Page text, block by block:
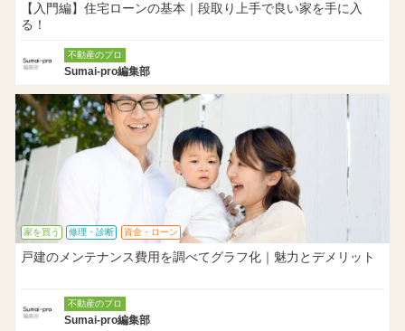
【入門編】住宅ローンの基本｜段取り上手で良い家を手に入
る！
不動産のプロ
Sumai-pro編集部
家を買う 修理・診断 資金・ローン
戸建のメンテナンス費用を調べてグラフ化｜魅力とデメリット
不動産のプロ
Sumai-pro編集部